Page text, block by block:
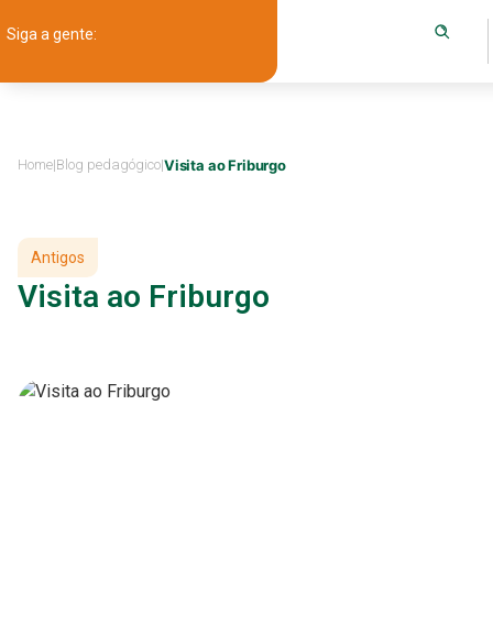
Siga a gente:
Home|Blog pedagógico|Visita ao Friburgo
Antigos
Visita ao Friburgo